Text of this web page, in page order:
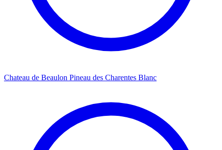
Chateau de Beaulon Pineau des Charentes Blanc